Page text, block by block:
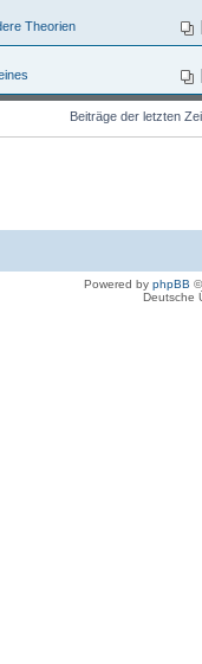
Theorien
Beiträge der letzten
Powered by phpBB
Deutsche